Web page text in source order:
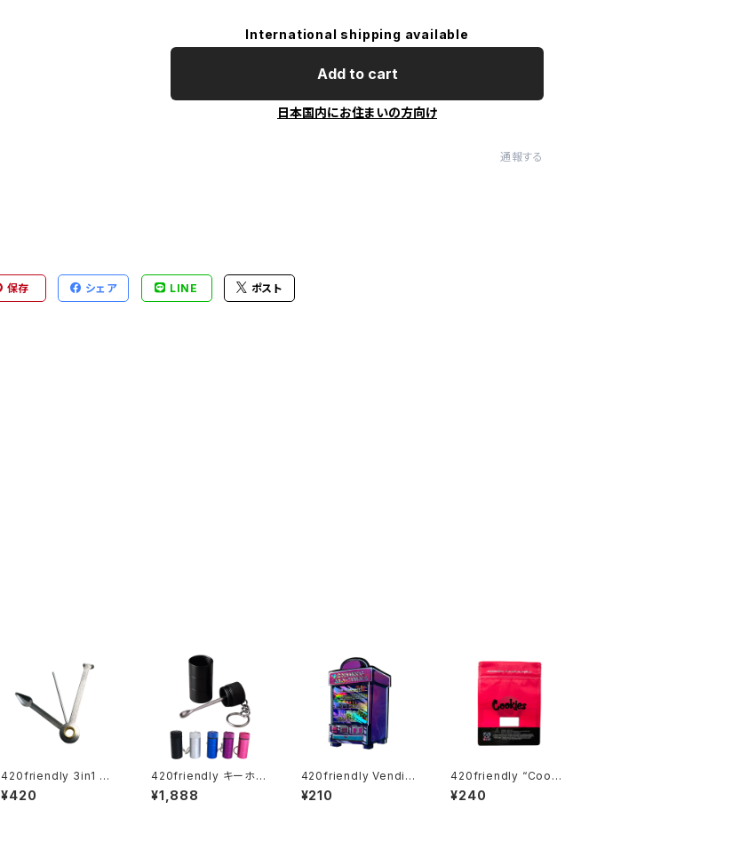
International shipping available
Add to cart
日本国内にお住まいの方向け
通報する
保存 シェア LINE ポスト
420friendly 3in1 リ
ング付き パイプコンパ
ニオン (8cm)
¥420
420friendly キーホル
ダー型アルミ製伸縮ス
プーン
¥1,888
420friendly Vendin
g Machine Pack｜ベ
ンディングマシン パケ
¥210
420friendly “Cooki
es CA Mylar Bag – R
ED / 28g” クッキー マ
¥240